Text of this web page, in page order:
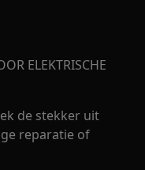
ELEKTRISCHE
de stekker uit
reparatie of